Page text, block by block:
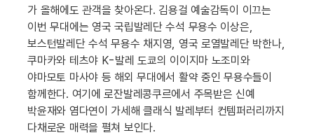
가 올해에도 관객을 찾아온다. 김용걸 예술감독이 이끄는
이번 무대에는 영국 국립발레단 수석 무용수 이상은,
보스턴발레단 수석 무용수 채지영, 영국 로열발레단 박한나,
쿠마카와 테츠야 K-발레 도쿄의 이이지마 노조미와
야마모토 마사야 등 해외 무대에서 활약 중인 무용수들이
함께한다. 여기에 로잔발레콩쿠르에서 주목받은 신예
박윤재와 염다연이 가세해 클래식 발레부터 컨템퍼러리까지
다채로운 매력을 펼쳐 보인다.